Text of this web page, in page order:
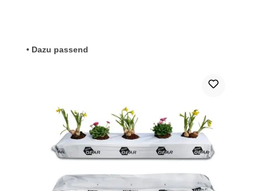
Produktgalerie überspringen
• Dazu passend